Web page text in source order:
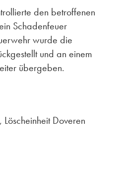
den betroffenen
Schadenfeuer
wurde die
und an einem
übergeben.
Doveren